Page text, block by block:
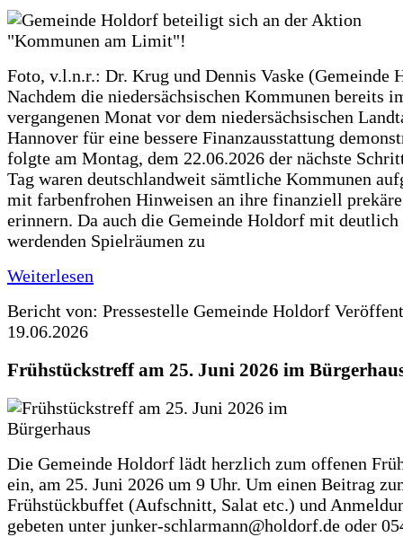
Foto, v.l.n.r.: Dr. Krug und Dennis Vaske (Gemeinde
Nachdem die niedersächsischen Kommunen bereits
vergangenen Monat vor dem niedersächsischen
Hannover für eine bessere Finanzausstattung
folgte am Montag, dem 22.06.2026 der nächste
Tag waren deutschlandweit sämtliche Kommunen
mit farbenfrohen Hinweisen an ihre finanziell
erinnern. Da auch die Gemeinde Holdorf mit deutlich
werdenden Spielräumen zu
Weiterlesen
Bericht von: Pressestelle Gemeinde Holdorf
19.06.2026
Frühstückstreff am 25. Juni 2026 im
Die Gemeinde Holdorf lädt herzlich zum offenen
ein, am 25. Juni 2026 um 9 Uhr. Um einen Beitrag
Frühstückbuffet (Aufschnitt, Salat etc.) und
gebeten unter junker-schlarmann@holdorf.de oder